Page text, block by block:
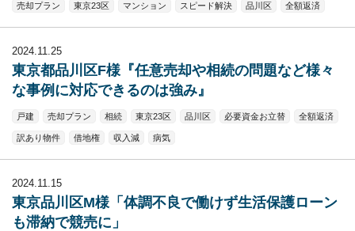
売却プラン 東京23区 マンション スピード解決 品川区 全額返済
2024.11.25
東京都品川区F様『任意売却や相続の問題など様々
な事例に対応できるのは強み』
戸建 売却プラン 相続 東京23区 品川区 必要資金お立替 全額返済
訳あり物件 借地権 収入減 病気
2024.11.15
東京品川区M様「体調不良で働けず生活保護ローン
も滞納で競売に」